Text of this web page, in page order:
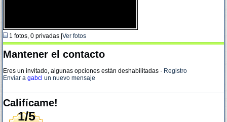
1 fotos, 0 privadas | Ver fotos
Mantener el contacto
Eres un invitado, algunas opciones están deshabilitadas · Registro
Enviar a gabcl un nuevo mensaje
Califícame!
1/5